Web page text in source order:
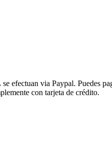
se efectuan via Paypal. Puedes
con tarjeta de crédito.